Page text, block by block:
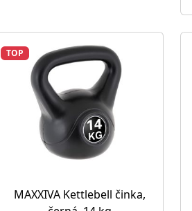
TOP
MAXXIVA Kettlebell činka,